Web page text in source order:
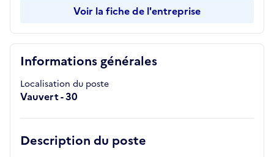
Informations générales
Localisation du poste
Vauvert - 30
Description du poste
Voir la fiche de l'entreprise